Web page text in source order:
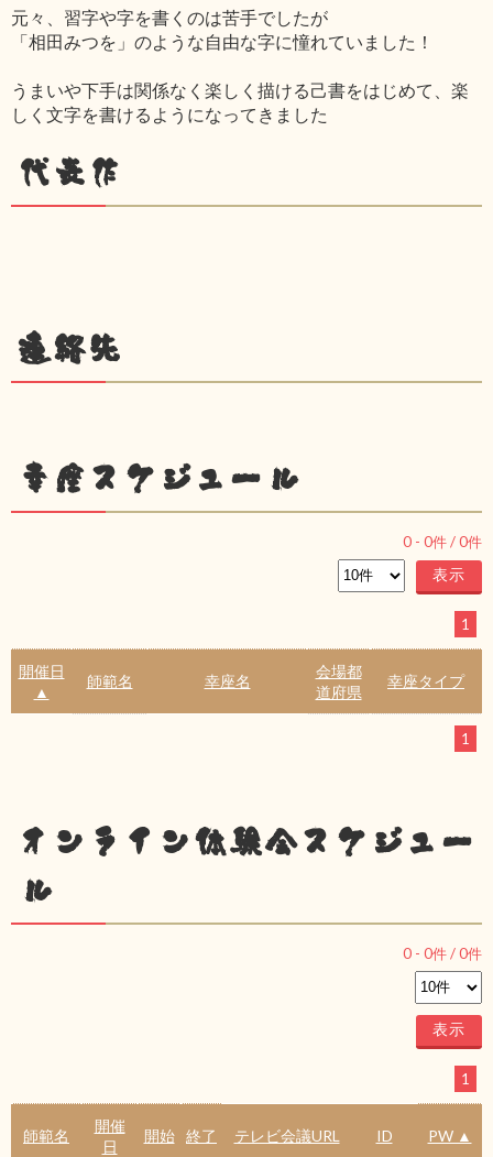
元々、習字や字を書くのは苦手でしたが
「相田みつを」のような自由な字に憧れていました！
うまいや下手は関係なく楽しく描ける己書をはじめて、楽
しく文字を書けるようになってきました
代表作
連絡先
幸座スケジュール
0 - 0件 /0件
1
開催日
▲
師範名 幸座名
会場都
道府県
幸座タイプ
1
オンライン体験会スケジュー
ル
0 - 0件 /0件
1
師範名
開催
日
開始 終了 テレビ会議URL ID PW ▲